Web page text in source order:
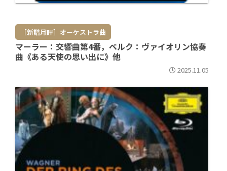
［新譜月評］オーケストラ曲
マーラー：交響曲第4番，ベルク：ヴァイオリン協奏
曲《ある天使の思い出に》他
2025.11.05